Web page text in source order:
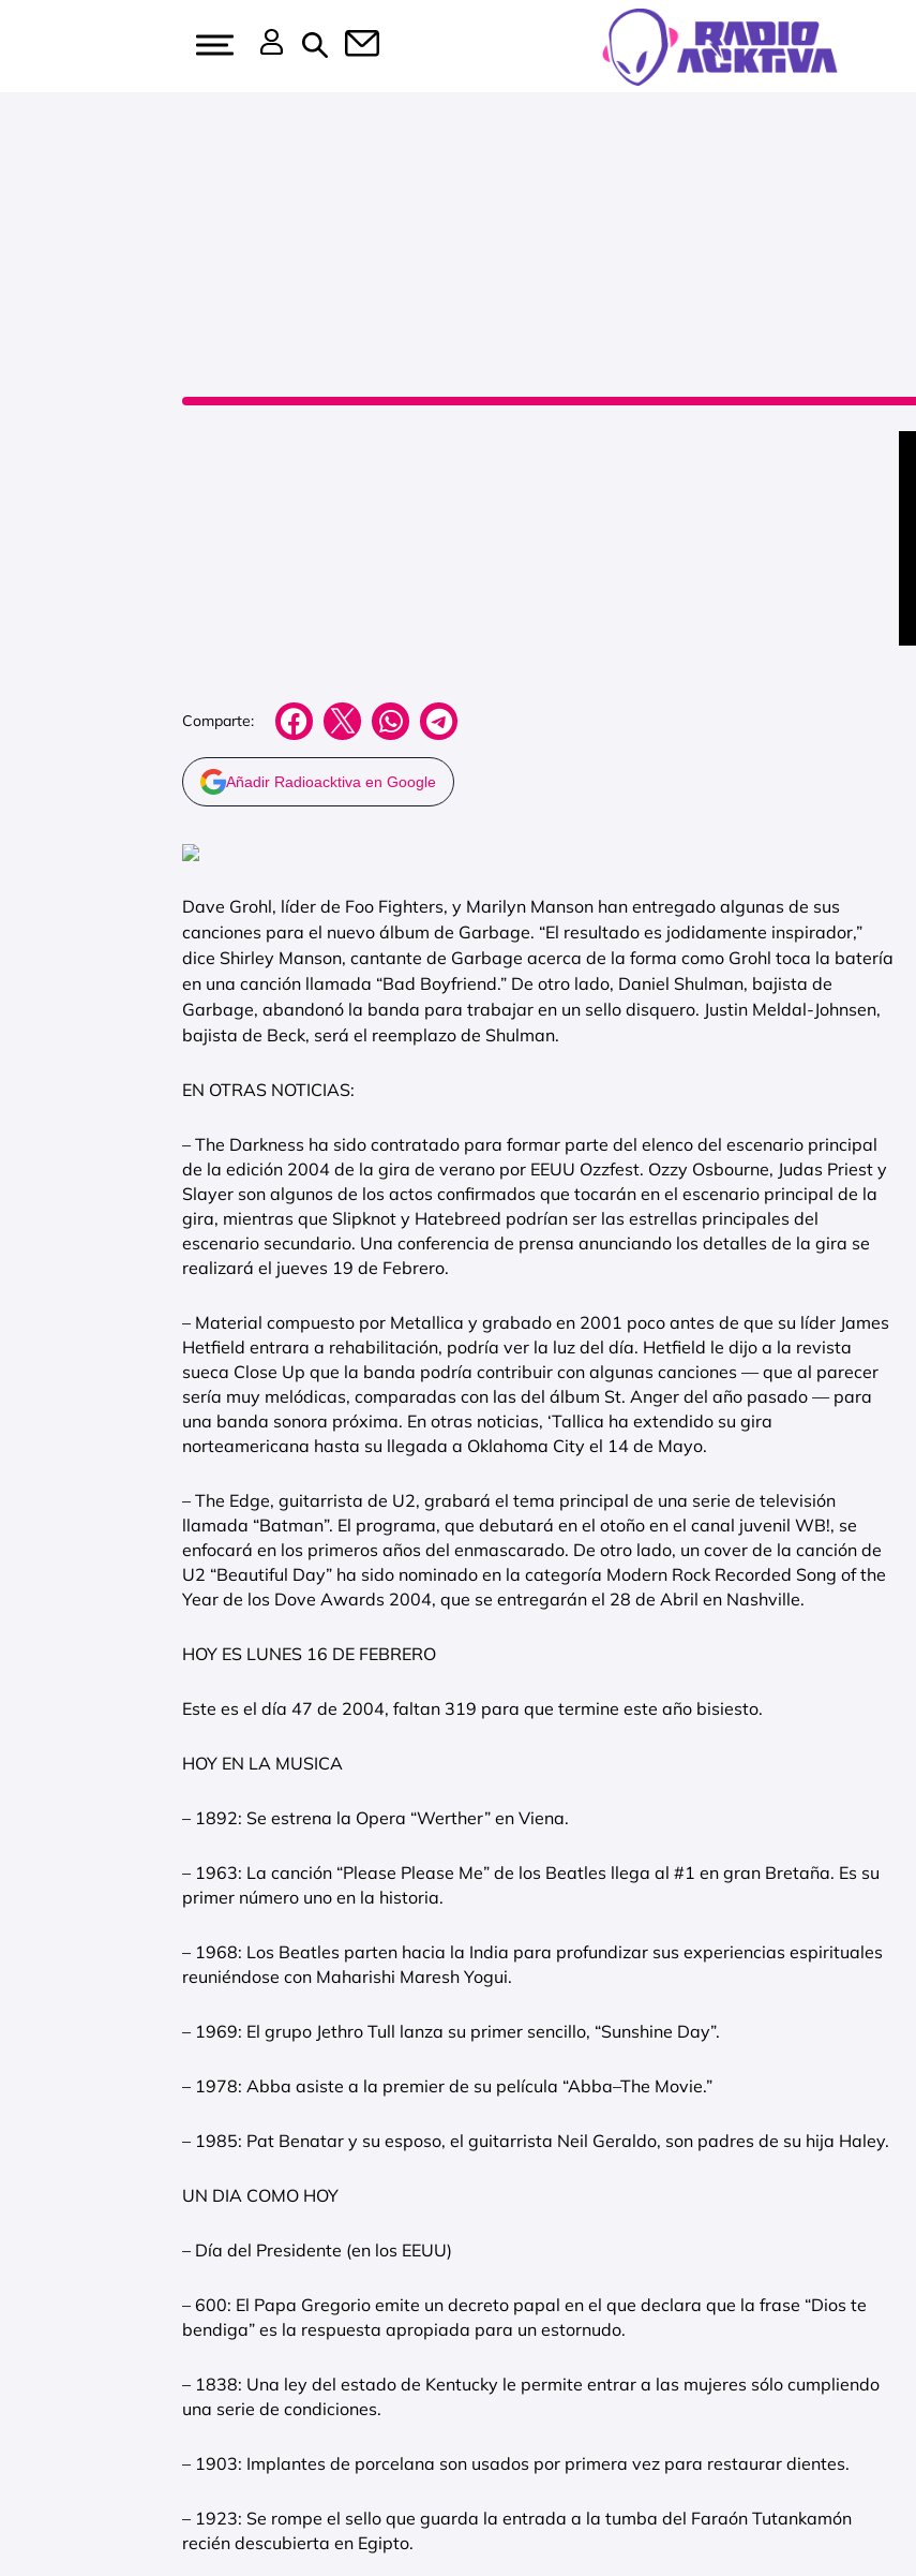
Comparte:
Añadir Radioacktiva en Google
Dave Grohl, líder de Foo Fighters, y Marilyn Manson han entregado algunas de sus
canciones para el nuevo álbum de Garbage. “El resultado es jodidamente inspirador,”
dice Shirley Manson, cantante de Garbage acerca de la forma como Grohl toca la batería
en una canción llamada “Bad Boyfriend.” De otro lado, Daniel Shulman, bajista de
Garbage, abandonó la banda para trabajar en un sello disquero. Justin Meldal-Johnsen,
bajista de Beck, será el reemplazo de Shulman.
EN OTRAS NOTICIAS:
– The Darkness ha sido contratado para formar parte del elenco del escenario principal
de la edición 2004 de la gira de verano por EEUU Ozzfest. Ozzy Osbourne, Judas Priest y
Slayer son algunos de los actos confirmados que tocarán en el escenario principal de la
gira, mientras que Slipknot y Hatebreed podrían ser las estrellas principales del
escenario secundario. Una conferencia de prensa anunciando los detalles de la gira se
realizará el jueves 19 de Febrero.
– Material compuesto por Metallica y grabado en 2001 poco antes de que su líder James
Hetfield entrara a rehabilitación, podría ver la luz del día. Hetfield le dijo a la revista
sueca Close Up que la banda podría contribuir con algunas canciones — que al parecer
sería muy melódicas, comparadas con las del álbum St. Anger del año pasado — para
una banda sonora próxima. En otras noticias, ‘Tallica ha extendido su gira
norteamericana hasta su llegada a Oklahoma City el 14 de Mayo.
– The Edge, guitarrista de U2, grabará el tema principal de una serie de televisión
llamada “Batman”. El programa, que debutará en el otoño en el canal juvenil WB!, se
enfocará en los primeros años del enmascarado. De otro lado, un cover de la canción de
U2 “Beautiful Day” ha sido nominado en la categoría Modern Rock Recorded Song of the
Year de los Dove Awards 2004, que se entregarán el 28 de Abril en Nashville.
HOY ES LUNES 16 DE FEBRERO
Este es el día 47 de 2004, faltan 319 para que termine este año bisiesto.
HOY EN LA MUSICA
– 1892: Se estrena la Opera “Werther” en Viena.
– 1963: La canción “Please Please Me” de los Beatles llega al #1 en gran Bretaña. Es su
primer número uno en la historia.
– 1968: Los Beatles parten hacia la India para profundizar sus experiencias espirituales
reuniéndose con Maharishi Maresh Yogui.
– 1969: El grupo Jethro Tull lanza su primer sencillo, “Sunshine Day”.
– 1978: Abba asiste a la premier de su película “Abba–The Movie.”
– 1985: Pat Benatar y su esposo, el guitarrista Neil Geraldo, son padres de su hija Haley.
UN DIA COMO HOY
– Día del Presidente (en los EEUU)
– 600: El Papa Gregorio emite un decreto papal en el que declara que la frase “Dios te
bendiga” es la respuesta apropiada para un estornudo.
– 1838: Una ley del estado de Kentucky le permite entrar a las mujeres sólo cumpliendo
una serie de condiciones.
– 1903: Implantes de porcelana son usados por primera vez para restaurar dientes.
– 1923: Se rompe el sello que guarda la entrada a la tumba del Faraón Tutankamón
recién descubierta en Egipto.